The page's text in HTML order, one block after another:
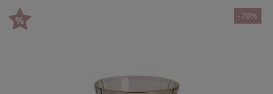
-70%